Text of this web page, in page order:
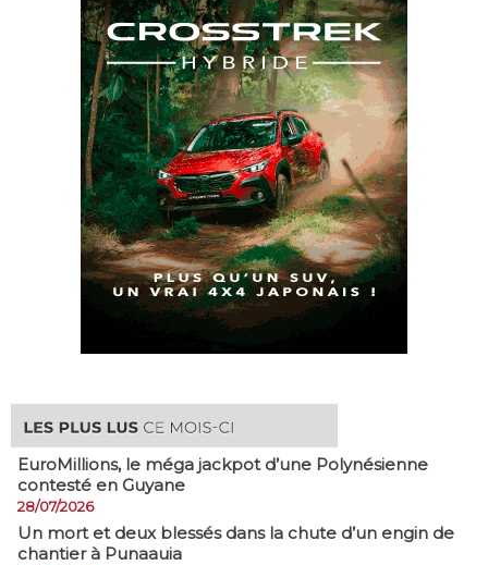
EuroMillions, ​le méga jackpot d’une Polynésienne
contesté en Guyane
28/07/2026
​Un mort et deux blessés dans la chute d’un engin de
chantier à Punaauia